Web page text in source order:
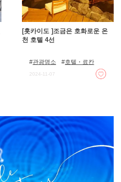
[홋카이도 ]조금은 호화로운 온
천 호텔 4선
관광명소 호텔・료칸
2024-11-07